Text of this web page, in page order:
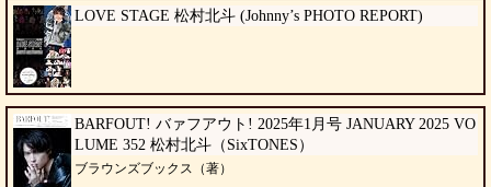
LOVE STAGE 松村北斗 (Johnny’s PHOTO REPORT)
BARFOUT! バァフアウト! 2025年1月号 JANUARY 2025 VO
LUME 352 松村北斗（SixTONES）
ブラウンズブックス（著）